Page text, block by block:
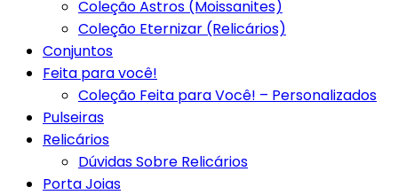
Coleção Astros (Moissanites)
Coleção Eternizar (Relicários)
Conjuntos
Feita para você!
Coleção Feita para Você! – Personalizados
Pulseiras
Relicários
Dúvidas Sobre Relicários
Porta Joias